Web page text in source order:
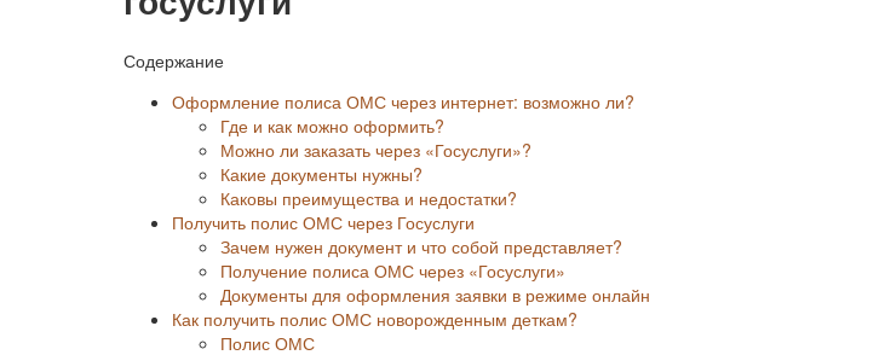
Содержание
Оформление полиса ОМС через интернет: возможно ли?
Где и как можно оформить?
Можно ли заказать через «Госуслуги»?
Какие документы нужны?
Каковы преимущества и недостатки?
Получить полис ОМС через Госуслуги
Зачем нужен документ и что собой представляет?
Получение полиса ОМС через «Госуслуги»
Документы для оформления заявки в режиме онлайн
Как получить полис ОМС новорожденным деткам?
Полис ОМС